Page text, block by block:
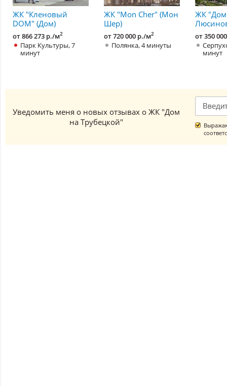
ЖК "Кленовый
DOM" (Дом)
от 866 273 р./м2
Парк Культуры, 7
минут
ЖК "Mon Cher" (Мон
Шер)
от 720 000 р./м2
Полянка, 4 минуты
ЖК
от 350
минут
Уведомить меня о новых отзывах о ЖК "Дом
на Трубецкой"